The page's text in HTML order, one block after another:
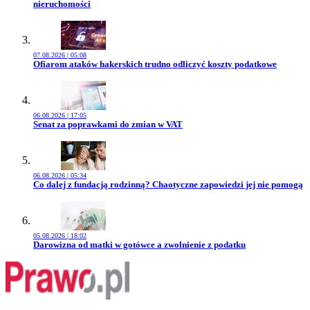
nieruchomości
07.08.2026 | 05:08
Przejdź do artykułu:
Ofiarom ataków hakerskich trudno odliczyć koszty podatkowe
06.08.2026 | 17:05
Przejdź do artykułu:
Senat za poprawkami do zmian w VAT
06.08.2026 | 05:34
Przejdź do artykułu:
Co dalej z fundacją rodzinną? Chaotyczne zapowiedzi jej nie pomogą
05.08.2026 | 18:02
Przejdź do artykułu:
Darowizna od matki w gotówce a zwolnienie z podatku